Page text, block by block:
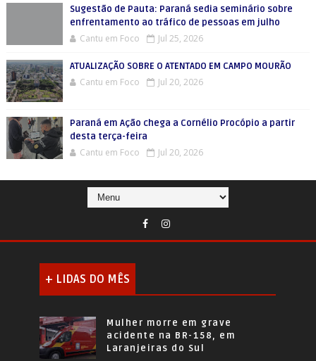
Sugestão de Pauta: Paraná sedia seminário sobre
enfrentamento ao tráfico de pessoas em julho
Cantu em Foco Jul 25, 2026
ATUALIZAÇÃO SOBRE O ATENTADO EM CAMPO MOURÃO
Cantu em Foco Jul 20, 2026
Paraná em Ação chega a Cornélio Procópio a partir
desta terça-feira
Cantu em Foco Jul 20, 2026
+ LIDAS DO MÊS
Mulher morre em grave
acidente na BR-158, em
Laranjeiras do Sul